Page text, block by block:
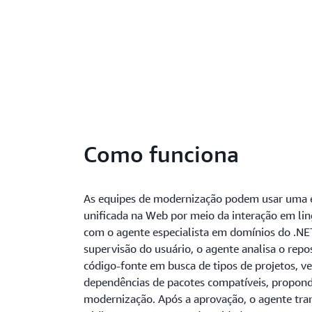
Como funciona
As equipes de modernização podem usar uma
unificada na Web por meio da interação em
com o agente especialista em domínios do
supervisão do usuário, o agente analisa o
código-fonte em busca de tipos de projetos,
dependências de pacotes compatíveis,
modernização. Após a aprovação, o agente